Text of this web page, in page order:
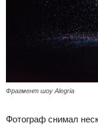
Фрагмент шоу Alegria
Фотограф снимал